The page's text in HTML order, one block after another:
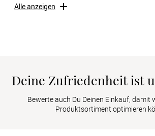
Alle anzeigen
Deine Zufriedenheit ist
Bewerte auch Du Deinen Einkauf, damit
Produktsortiment optimieren